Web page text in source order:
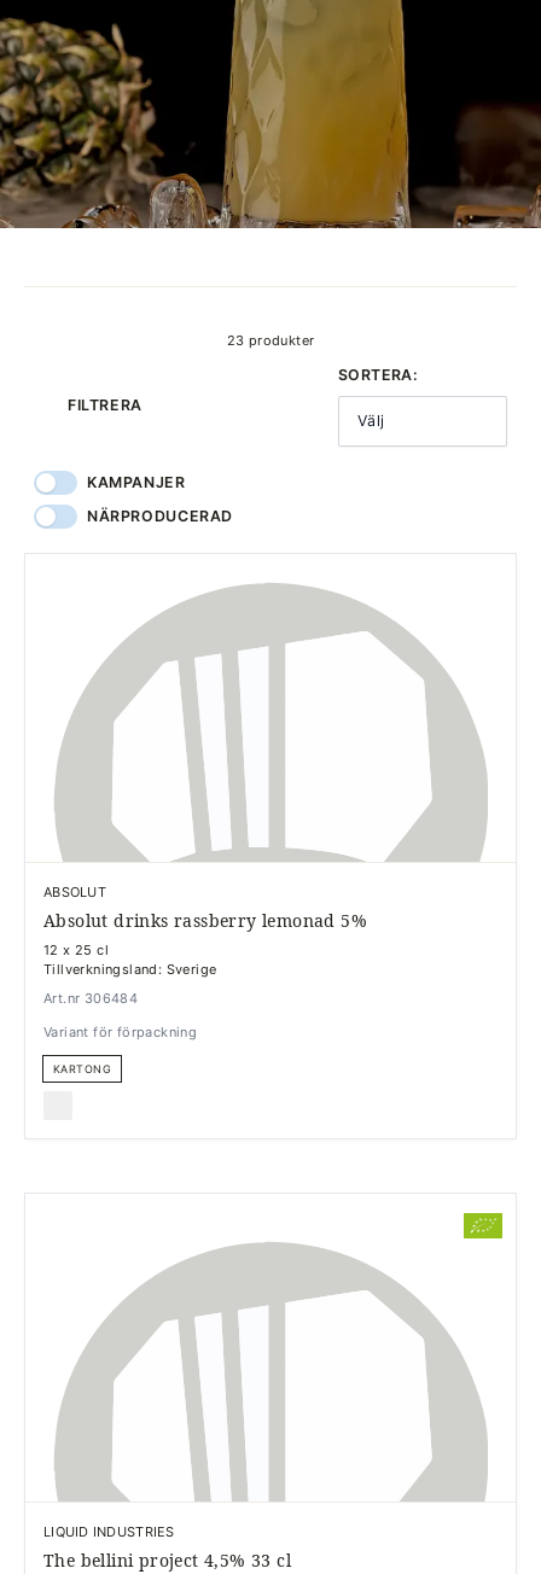
23 produkter
FILTRERA
SORTERA:
Välj
KAMPANJER
NÄRPRODUCERAD
ABSOLUT
Absolut drinks rassberry lemonad 5%
12 x 25 cl
Tillverkningsland: Sverige
Art.nr 306484
Variant för förpackning
KARTONG
LIQUID INDUSTRIES
The bellini project 4,5% 33 cl